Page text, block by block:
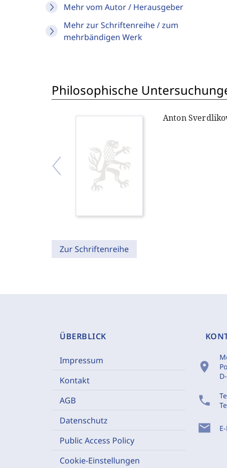
Mehr vom Autor / Herausgeber
Mehr zur Schriftenreihe / zum
mehrbändigen Werk
Philosophische
Anton
Zur Schriftenreihe
ÜBERBLICK
Impressum
Kontakt
AGB
Datenschutz
Public Access Policy
Cookie-Einstellungen
location_on
phone
mail